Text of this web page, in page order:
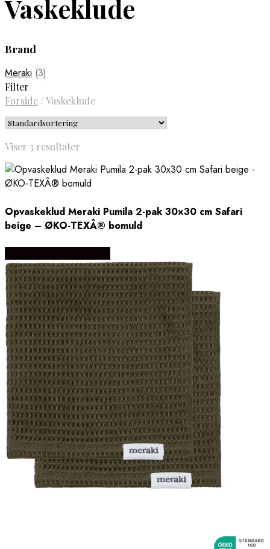
Vaskeklude
Brand
Meraki (3)
Filter
Forside/Vaskeklude
Viser 3 resultater
Opvaskeklud Meraki Pumila 2-pak 30×30 cm Safari
beige – ØKO-TEXÂ® bomuld